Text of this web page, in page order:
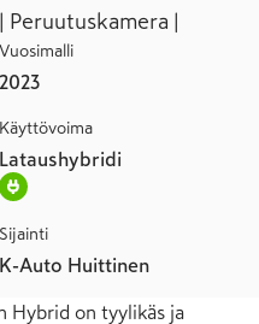
Peruutuskamera |
Vuosimalli
2023
Käyttövoima
Lataushybridi
Sijainti
K-Auto Huittinen
Hybrid on tyylikäs ja